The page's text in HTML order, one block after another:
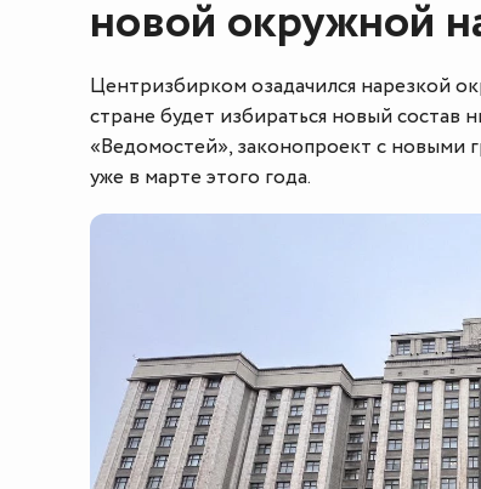
новой окружной
Центризбирком озадачился нарезкой
стране будет избираться новый
«Ведомостей», законопроект с новыми
уже в марте этого года.